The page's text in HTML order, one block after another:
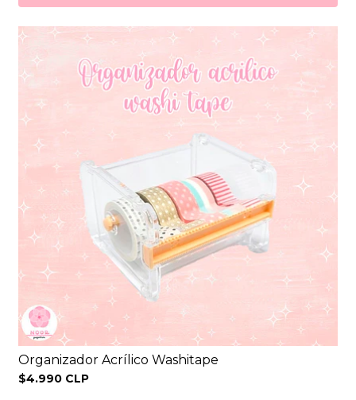
Organizador Acrílico Washitape
$4.990 CLP